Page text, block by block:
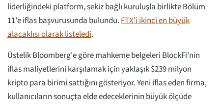
liderliğindeki platform, sekiz bağlı kuruluşla birlikte Bölüm
11'e iflas başvurusunda bulundu.FTX'i ikinci en büyük
alacaklısı olarak listeledi.
Üstelik Bloomberg'e göre mahkeme belgeleri BlockFi'nin
iflas maliyetlerini karşılamak için yaklaşık $239 milyon
kripto para birimi sattığını gösteriyor. Yeni iflas eden firma,
kullanıcıların sonuçta elde edeceklerinin büyük ölçüde